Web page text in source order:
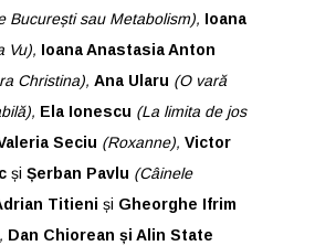
București sau Metabolism), Ioana
Vu), Ioana Anastasia Anton
Christina), Ana Ularu (O vară
Ela Ionescu (La limita de jos
Seciu (Roxanne), Victor
și Șerban Pavlu (Câinele
Titieni și Gheorghe Ifrim
Dan Chiorean și Alin State